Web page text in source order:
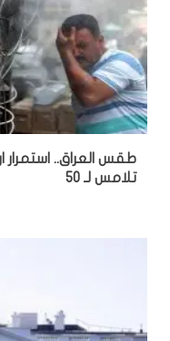
طقس العراق.. استمرار
تلامس لـ 50